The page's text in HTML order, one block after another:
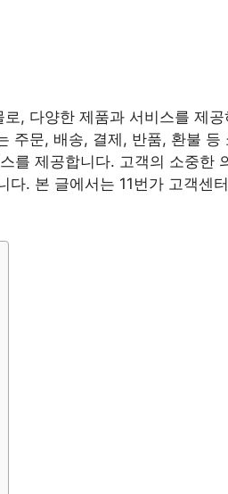
, 다양한 제품과 서비스를 제
주문, 배송, 결제, 반품, 환불
를 제공합니다. 고객의 소중한
. 본 글에서는 11번가 고객센